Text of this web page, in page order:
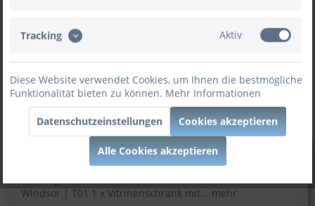
Artikel-Nr:
1004756
Möbel zum besten Preis!
Das Angebot beinhaltet | Vitrine Landhausstil weiss
Windsor | T01 1 x Vitrinenschrank mit... mehr
Tracking Aktiv
Diese Website verwendet Cookies, um Ihnen die bestmögliche
Funktionalität bieten zu können. Mehr Informationen
Datenschutzeinstellungen Cookies akzeptieren
Alle Cookies akzeptieren